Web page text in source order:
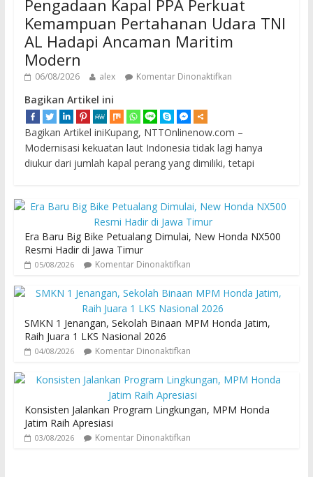
Pengadaan Kapal PPA Perkuat
Kemampuan Pertahanan Udara TNI
AL Hadapi Ancaman Maritim
Modern
06/08/2026 alex Komentar Dinonaktifkan
Bagikan Artikel ini
Bagikan Artikel iniKupang, NTTOnlinenow.com –
Modernisasi kekuatan laut Indonesia tidak lagi hanya
diukur dari jumlah kapal perang yang dimiliki, tetapi
Era Baru Big Bike Petualang Dimulai, New Honda NX500
Resmi Hadir di Jawa Timur
05/08/2026 Komentar Dinonaktifkan
SMKN 1 Jenangan, Sekolah Binaan MPM Honda Jatim,
Raih Juara 1 LKS Nasional 2026
04/08/2026 Komentar Dinonaktifkan
Konsisten Jalankan Program Lingkungan, MPM Honda
Jatim Raih Apresiasi
03/08/2026 Komentar Dinonaktifkan